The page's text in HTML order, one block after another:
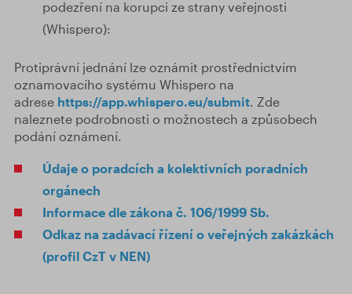
podezření na korupci ze strany veřejnosti
(Whispero):
Protiprávní jednání lze oznámit prostřednictvím
oznamovacího systému Whispero na
adrese https://app.whispero.eu/submit. Zde
naleznete podrobnosti o možnostech a způsobech
podání oznámení.
Údaje o poradcích a kolektivních poradních
orgánech
Informace dle zákona č. 106/1999 Sb.
Odkaz na zadávací řízení o veřejných zakázkách
(profil CzT v NEN)